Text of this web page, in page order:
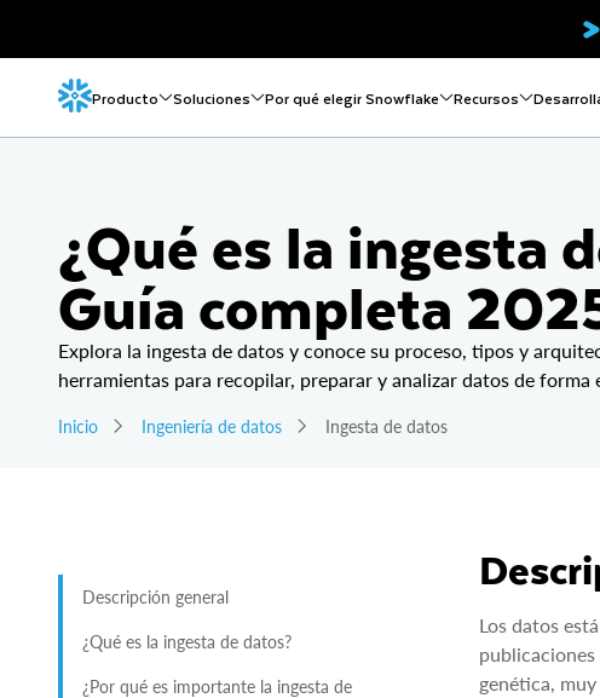
Producto Soluciones Por qué elegir Snowflake Recursos
¿Qué es la ingesta
Guía completa
Explora la ingesta de datos y conoce su proceso, tipos y
herramientas para recopilar, preparar y analizar datos de forma
Inicio Ingeniería de datos Ingesta de datos
Descripción general
¿Qué es la ingesta de datos?
¿Por qué es importante la ingesta de
Los datos
publicaciones
genética,